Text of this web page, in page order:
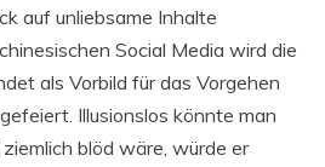
auf unliebsame Inhalte
Social Media wird die
als Vorbild für das Vorgehen
Illusionslos könnte man
blöd wäre, würde er